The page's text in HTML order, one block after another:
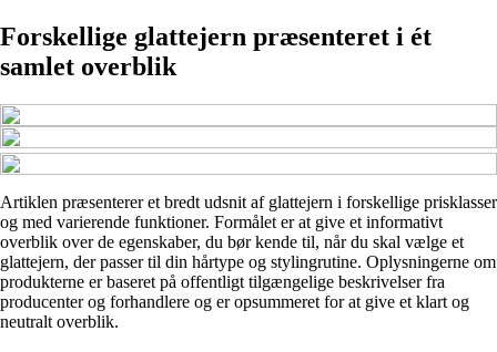
Forskellige glattejern præsenteret i ét
samlet overblik
Artiklen præsenterer et bredt udsnit af glattejern i forskellige prisklasser
og med varierende funktioner. Formålet er at give et informativt
overblik over de egenskaber, du bør kende til, når du skal vælge et
glattejern, der passer til din hårtype og stylingrutine. Oplysningerne om
produkterne er baseret på offentligt tilgængelige beskrivelser fra
producenter og forhandlere og er opsummeret for at give et klart og
neutralt overblik.